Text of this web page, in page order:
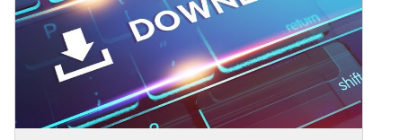
數字化模擬管理平台
軟體試用 - Altair 夥伴聯盟
HyperWorks 學生版免費下載
HyperWorks企業版免費試用
Altair夥伴聯盟
Read More...
最佳化設計
計｜
CAE｜建築與其它產業
以CFD優化地下停車場廢氣及新風管路
通風效能
破解雞舍高溫死角｜CFD 模擬環控養
室 Altair 解決方案